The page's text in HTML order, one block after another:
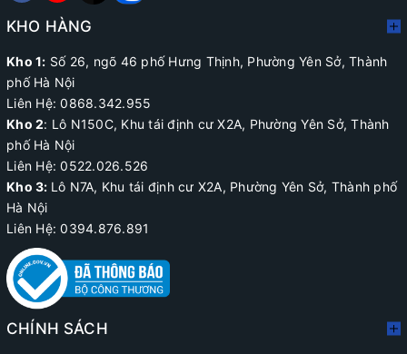
KHO HÀNG
Kho 1: Số 26, ngõ 46 phố Hưng Thịnh, Phường Yên Sở, Thành
phố Hà Nội
Liên Hệ: 0868.342.955
Kho 2: Lô N150C, Khu tái định cư X2A, Phường Yên Sở, Thành
phố Hà Nội
Liên Hệ:0522.026.526
Kho 3: Lô N7A, Khu tái định cư X2A, Phường Yên Sở, Thành phố
Hà Nội
Liên Hệ: 0394.876.891
CHÍNH SÁCH